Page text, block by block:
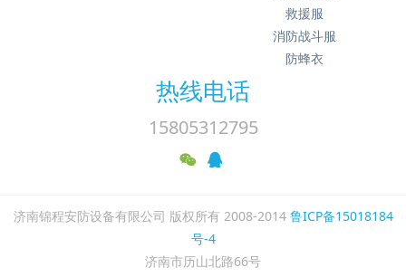
救援服
消防战斗服
防蜂衣
热线电话
15805312795
济南锦程安防设备有限公司 版权所有 2008-2014 鲁ICP备15018184
号-4
济南市历山北路66号